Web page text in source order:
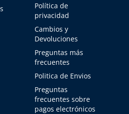
Política de
privacidad
Cambios y
Devoluciones
Preguntas más
frecuentes
Politica de Envios
Preguntas
frecuentes sobre
pagos electrónicos